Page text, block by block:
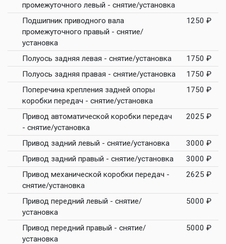
промежуточного левый - снятие/установка
Подшипник приводного вала
промежуточного правый - снятие/
установка
1250 ₽
Полуось задняя левая - снятие/установка
1750 ₽
Полуось задняя правая - снятие/установка
1750 ₽
Поперечина крепления задней опоры
коробки передач - снятие/установка
1750 ₽
Привод автоматической коробки передач
- снятие/установка
2025 ₽
Привод задний левый - снятие/установка
3000 ₽
Привод задний правый - снятие/установка
3000 ₽
Привод механической коробки передач -
снятие/установка
2625 ₽
Привод передний левый - снятие/
установка
5000 ₽
Привод передний правый - снятие/
установка
5000 ₽